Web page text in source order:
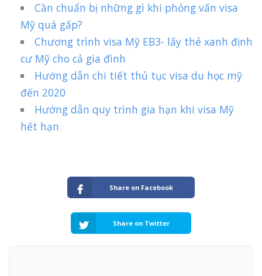
Cần chuẩn bị những gì khi phỏng vấn visa
Mỹ quá gấp?
Chương trình visa Mỹ EB3- lấy thẻ xanh định
cư Mỹ cho cả gia đình
Hướng dẫn chi tiết thủ tục visa du học mỹ
đến 2020
Hướng dẫn quy trình gia hạn khi visa Mỹ
hết hạn
Share on Facebook
Share on Twitter